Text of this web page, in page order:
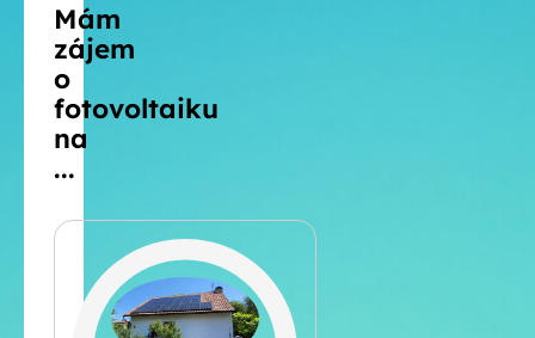
Mám
zájem
o
fotovoltaiku
na
...